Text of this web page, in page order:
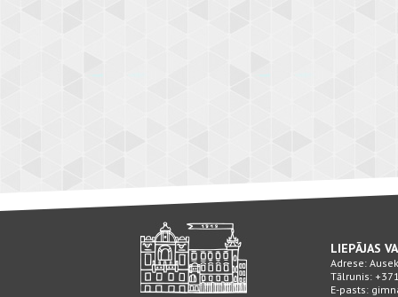
LIEPĀJAS
Adrese:
Tālrunis:
E-pasts: